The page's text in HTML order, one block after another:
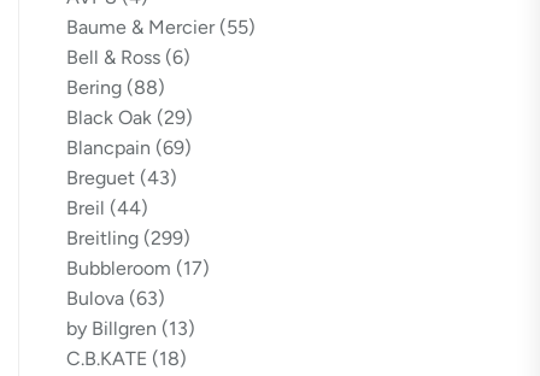
Baume & Mercier (55)
Bell & Ross (6)
Bering (88)
Black Oak (29)
Blancpain (69)
Breguet (43)
Breil (44)
Breitling (299)
Bubbleroom (17)
Bulova (63)
by Billgren (13)
C.B.KATE (18)